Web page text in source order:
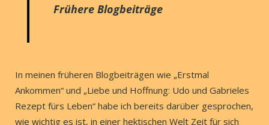
Frühere Blogbeiträge
In meinen früheren Blogbeiträgen wie „Erstmal
Ankommen“ und „Liebe und Hoffnung: Udo und Gabrieles
Rezept fürs Leben“ habe ich bereits darüber gesprochen,
wie wichtig es ist, in einer hektischen Welt Zeit für sich